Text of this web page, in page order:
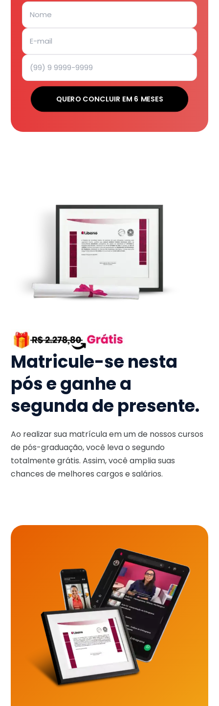
QUERO CONCLUIR EM 6 MESES
Matricule-se nesta
pós e ganhe a
segunda de presente.
Ao realizar sua matrícula em um de nossos cursos
de pós-graduação, você leva o segundo
totalmente grátis. Assim, você amplia suas
chances de melhores cargos e salários.